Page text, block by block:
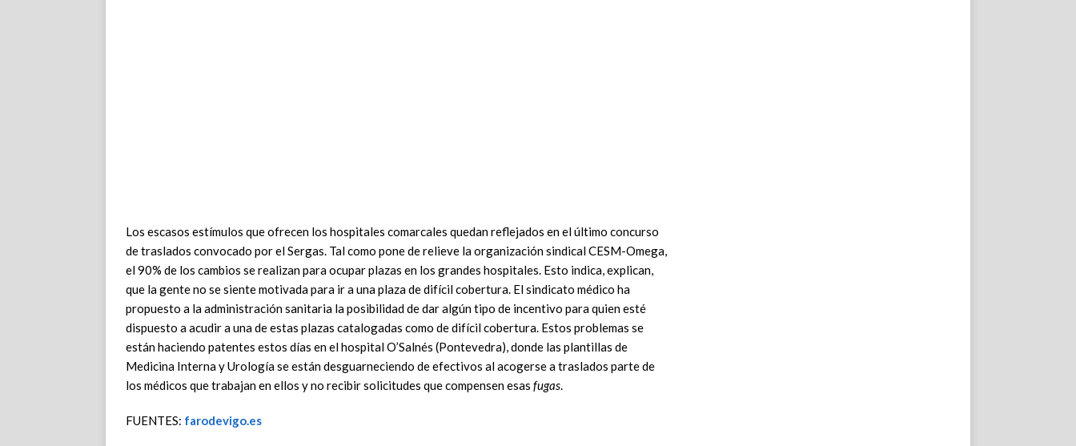
Los escasos estímulos que ofrecen los hospitales comarcales quedan reflejados en el último concurso
de traslados convocado por el Sergas. Tal como pone de relieve la organización sindical CESM-Omega,
el 90% de los cambios se realizan para ocupar plazas en los grandes hospitales. Esto indica, explican,
que la gente no se siente motivada para ir a una plaza de difícil cobertura. El sindicato médico ha
propuesto a la administración sanitaria la posibilidad de dar algún tipo de incentivo para quien esté
dispuesto a acudir a una de estas plazas catalogadas como de difícil cobertura. Estos problemas se
están haciendo patentes estos días en el hospital O’Salnés (Pontevedra), donde las plantillas de
Medicina Interna y Urología se están desguarneciendo de efectivos al acogerse a traslados parte de
los médicos que trabajan en ellos y no recibir solicitudes que compensen esas fugas.
FUENTES: farodevigo.es